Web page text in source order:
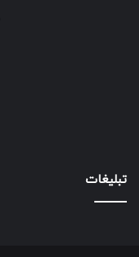
تبلیغات